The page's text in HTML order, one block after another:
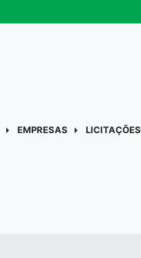
EMPRESAS LICITAÇÕES